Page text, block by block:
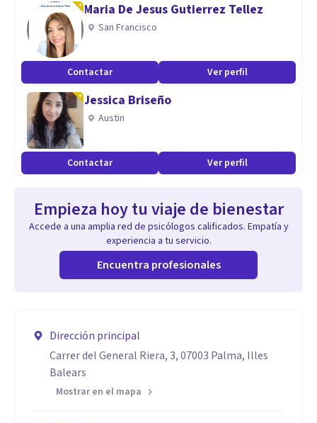
Maria De Jesus Gutierrez Tellez
San Francisco
Contactar Ver perfil
Jessica Briseño
Austin
Contactar Ver perfil
Empieza hoy tu viaje de bienestar
Accede a una amplia red de psicólogos calificados. Empatía y
experiencia a tu servicio.
Encuentra profesionales
Dirección principal
Carrer del General Riera, 3, 07003 Palma, Illes
Balears
Mostrar en el mapa